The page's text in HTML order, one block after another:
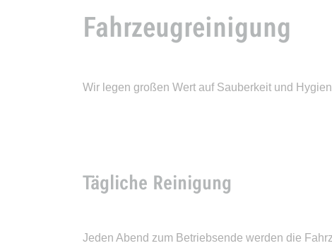
Fahrzeugreinigung
Wir legen großen Wert auf Sauberkeit und
Tägliche Reinigung
Jeden Abend zum Betriebsende werden die